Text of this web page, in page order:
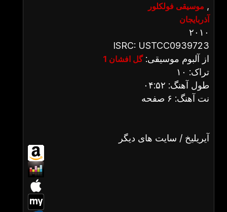
موسیقی فولکلور ,
آذربایجان
۲۰۱۰
ISRC: USTCC0939723
از آلبوم موسیقی:گل افشان 1
تراک: ۱۰
طول آهنگ: ۰۴:۵۲
نت آهنگ: ۶ صفحه
آیریلیخ / سایت های دیگر